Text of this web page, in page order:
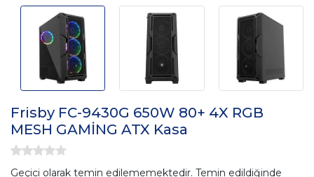
Frisby FC-9430G 650W 80+ 4X RGB
MESH GAMİNG ATX Kasa
Geçici olarak temin edilememektedir. Temin edildiğinde